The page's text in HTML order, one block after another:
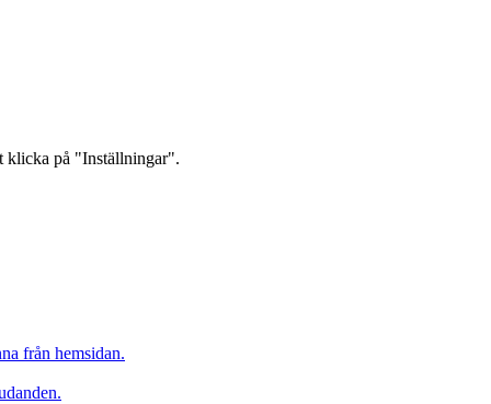
klicka på "Inställningar".
från hemsidan.